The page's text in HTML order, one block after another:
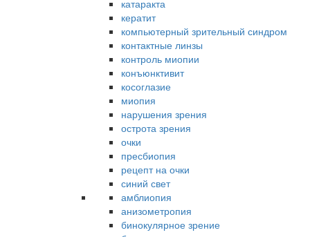
катаракта
кератит
компьютерный зрительный синдром
контактные линзы
контроль миопии
конъюнктивит
косоглазие
миопия
нарушения зрения
острота зрения
очки
пресбиопия
рецепт на очки
синий свет
амблиопия
анизометропия
бинокулярное зрение